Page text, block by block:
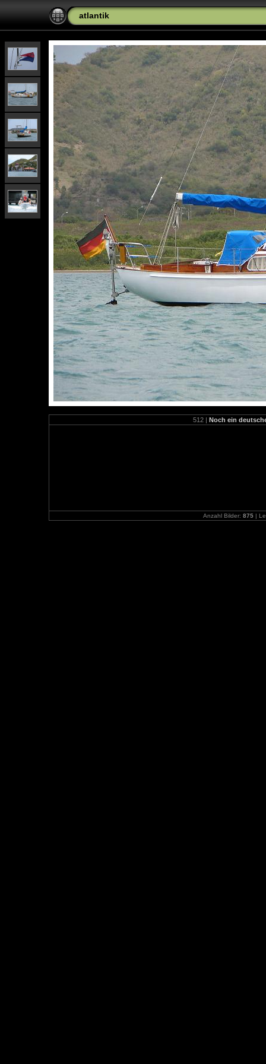
atlantik
512 | Noch ein
Anzahl Bilder: 875|